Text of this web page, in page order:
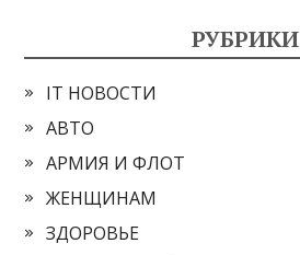
РУБРИКИ
IT НОВОСТИ
АВТО
АРМИЯ И ФЛОТ
ЖЕНЩИНАМ
ЗДОРОВЬЕ